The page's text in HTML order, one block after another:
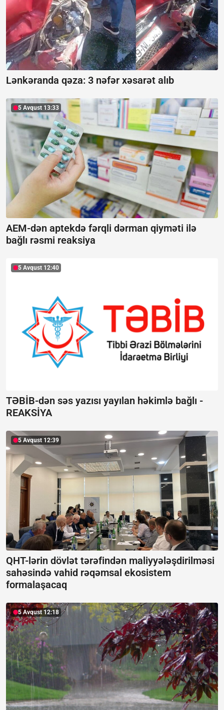
Lənkəranda qəza: 3 nəfər xəsarət alıb
5 Avqust 13:33
AEM-dən aptekdə fərqli dərman qiyməti ilə
bağlı rəsmi reaksiya
5 Avqust 12:40
TƏBİB-dən səs yazısı yayılan həkimlə bağlı -
REAKSİYA
5 Avqust 12:39
QHT-lərin dövlət tərəfindən maliyyələşdirilməsi
sahəsində vahid rəqəmsal ekosistem
formalaşacaq
5 Avqust 12:18